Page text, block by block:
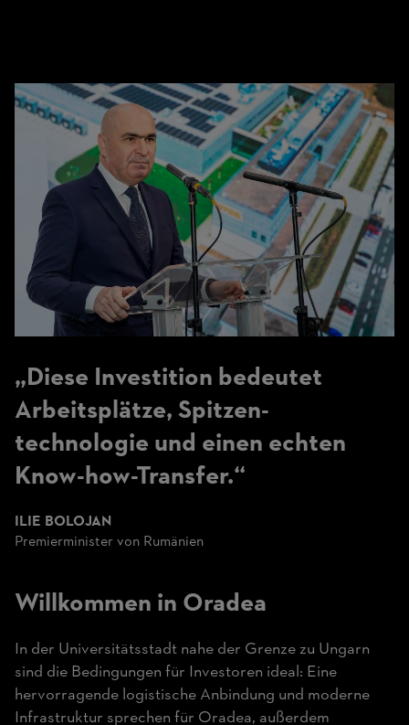
„Diese Investition bedeutet
Arbeitsplätze, Spitzen-
technologie und einen echten
Know-how-Transfer.“
ILIE BOLOJAN
Premierminister von Rumänien
Willkommen in Oradea
In der Universitätsstadt nahe der Grenze zu Ungarn
sind die Bedingungen für Investoren ideal: Eine
hervorragende logistische Anbindung und moderne
Infrastruktur sprechen für Oradea, außerdem